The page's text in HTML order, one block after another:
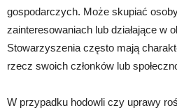
gospodarczych. Może skupiać
zainteresowaniach lub działające w
Stowarzyszenia często mają
rzecz swoich członków lub
W przypadku hodowli czy uprawy